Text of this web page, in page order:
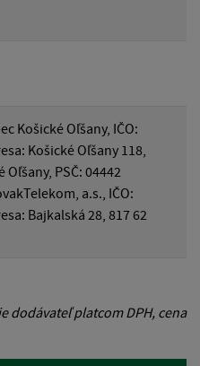
Košické Oľšany, IČO:
Košické Oľšany 118,
Oľšany, PSČ: 04442
a.s., IČO:
Bajkalská 28, 817 62
dodávateľ platcom DPH, cena